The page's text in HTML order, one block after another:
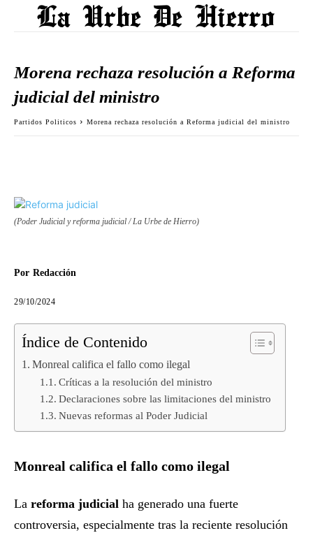
Morena rechaza resolución a Reforma
judicial del ministro
Partidos Politicos Morena rechaza resolución a Reforma judicial del ministro
(Poder Judicial y reforma judicial / La Urbe de Hierro)
Por Redacción
29/10/2024
Índice de Contenido
Monreal califica el fallo como ilegal
Críticas a la resolución del ministro
Declaraciones sobre las limitaciones del ministro
Nuevas reformas al Poder Judicial
Monreal califica el fallo como ilegal
La reforma judicial ha generado una fuerte
controversia, especialmente tras la reciente resolución